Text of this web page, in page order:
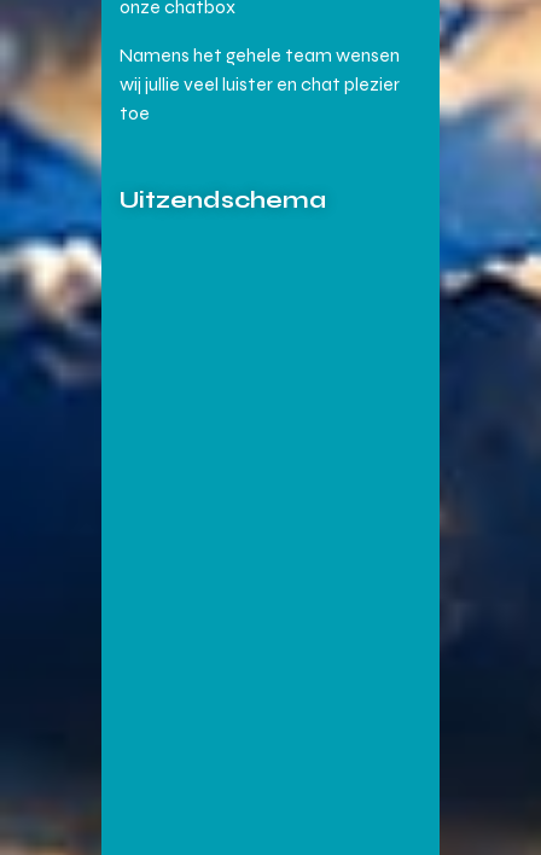
onze chatbox
Namens het gehele team wensen
wij jullie veel luister en chat plezier
toe
Uitzendschema